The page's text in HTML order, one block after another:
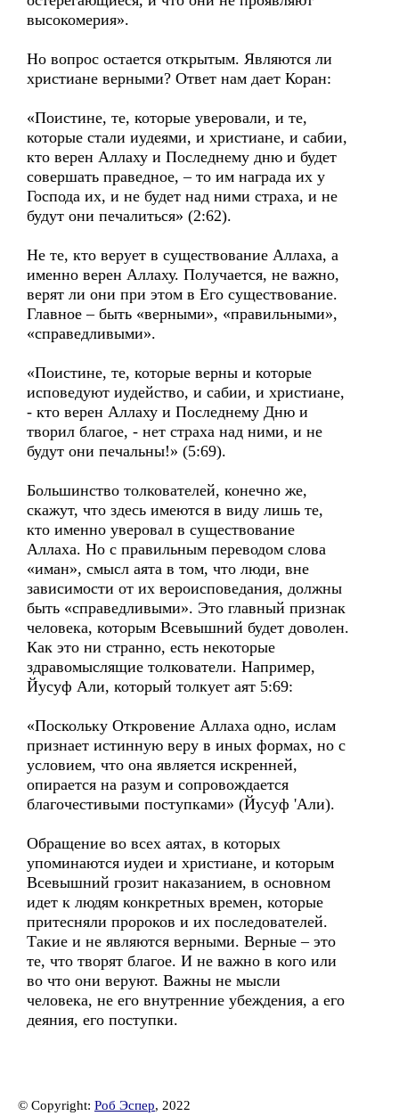
высокомерия».
Но вопрос остается открытым. Являются ли
христиане верными? Ответ нам дает Коран:
«Поистине, те, которые уверовали, и те,
которые стали иудеями, и христиане, и сабии,
кто верен Аллаху и Последнему дню и будет
совершать праведное, – то им награда их у
Господа их, и не будет над ними страха, и не
будут они печалиться» (2:62).
Не те, кто верует в существование Аллаха, а
именно верен Аллаху. Получается, не важно,
верят ли они при этом в Его существование.
Главное – быть «верными», «правильными»,
«справедливыми».
«Поистине, те, которые верны и которые
исповедуют иудейство, и сабии, и христиане,
- кто верен Аллаху и Последнему Дню и
творил благое, - нет страха над ними, и не
будут они печальны!» (5:69).
Большинство толкователей, конечно же,
скажут, что здесь имеются в виду лишь те,
кто именно уверовал в существование
Аллаха. Но с правильным переводом слова
«иман», смысл аята в том, что люди, вне
зависимости от их вероисповедания, должны
быть «справедливыми». Это главный признак
человека, которым Всевышний будет доволен.
Как это ни странно, есть некоторые
здравомыслящие толкователи. Например,
Йусуф Али, который толкует аят 5:69:
«Поскольку Откровение Аллаха одно, ислам
признает истинную веру в иных формах, но с
условием, что она является искренней,
опирается на разум и сопровождается
благочестивыми поступками» (Йусуф 'Али).
Обращение во всех аятах, в которых
упоминаются иудеи и христиане, и которым
Всевышний грозит наказанием, в основном
идет к людям конкретных времен, которые
притесняли пророков и их последователей.
Такие и не являются верными. Верные – это
те, что творят благое. И не важно в кого или
во что они веруют. Важны не мысли
человека, не его внутренние убеждения, а его
деяния, его поступки.
© Copyright: Роб Эспер, 2022